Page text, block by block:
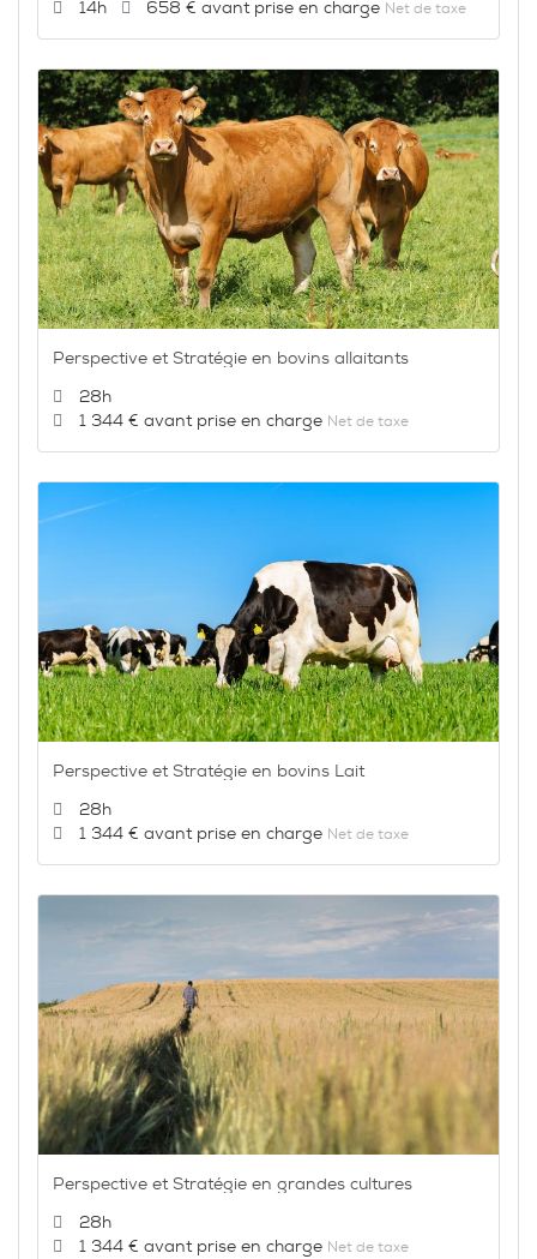
Durée :
14h Prix :
658 € Net de taxe
Perspective et Stratégie en bovins allaitants
Durée :
28h
Prix :
1 344 € Net de taxe
Perspective et Stratégie en bovins Lait
Durée :
28h
Prix :
1 344 € Net de taxe
Perspective et Stratégie en grandes cultures
Durée :
28h
Prix :
1 344 € Net de taxe